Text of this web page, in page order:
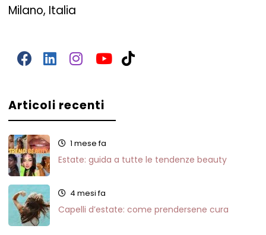
Milano, Italia
Articoli recenti
1 mese fa
Estate: guida a tutte le tendenze beauty
4 mesi fa
Capelli d’estate: come prendersene cura